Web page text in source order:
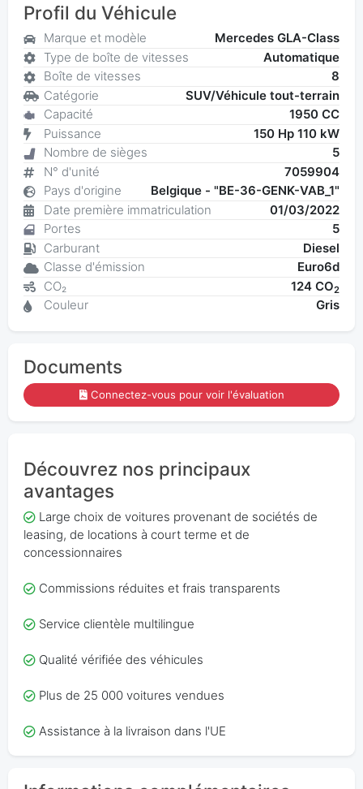
Profil du Véhicule
Marque et modèle
Mercedes GLA-Class
Type de boîte de vitesses
Automatique
Boîte de vitesses
8
Catégorie
SUV/Véhicule tout-terrain
Capacité
1950 CC
Puissance
150 Hp 110 kW
Nombre de sièges
5
N° d'unité
7059904
Pays d'origine
Belgique - "BE-36-GENK-VAB_1"
Date première immatriculation
01/03/2022
Portes
5
Carburant
Diesel
Classe d'émission
Euro6d
CO₂
124 CO2
Couleur Gris
Documents
Connectez-vous pour voir l'évaluation
Découvrez nos principaux
avantages
Large choix de voitures provenant de sociétés de
leasing, de locations à court terme et de
concessionnaires
Commissions réduites et frais transparents
Service clientèle multilingue
Qualité vérifiée des véhicules
Plus de 25 000 voitures vendues
Assistance à la livraison dans l'UE